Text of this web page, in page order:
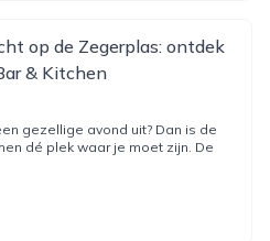
op de Zegerplas: ontdek
& Kitchen
gezellige avond uit? Dan is de
dé plek waar je moet zijn. De